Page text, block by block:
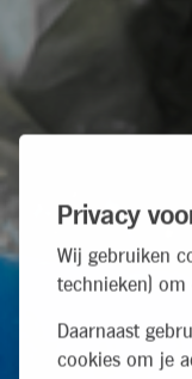
Privacy
Wij gebruiken
technieken) om
Daarnaast
cookies om je